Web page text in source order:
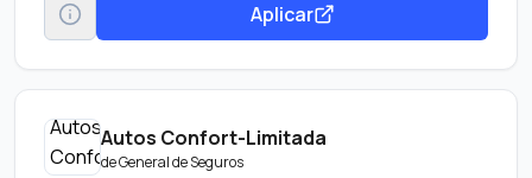
Aplicar
Autos Confort-Limitada
deGeneral de Seguros